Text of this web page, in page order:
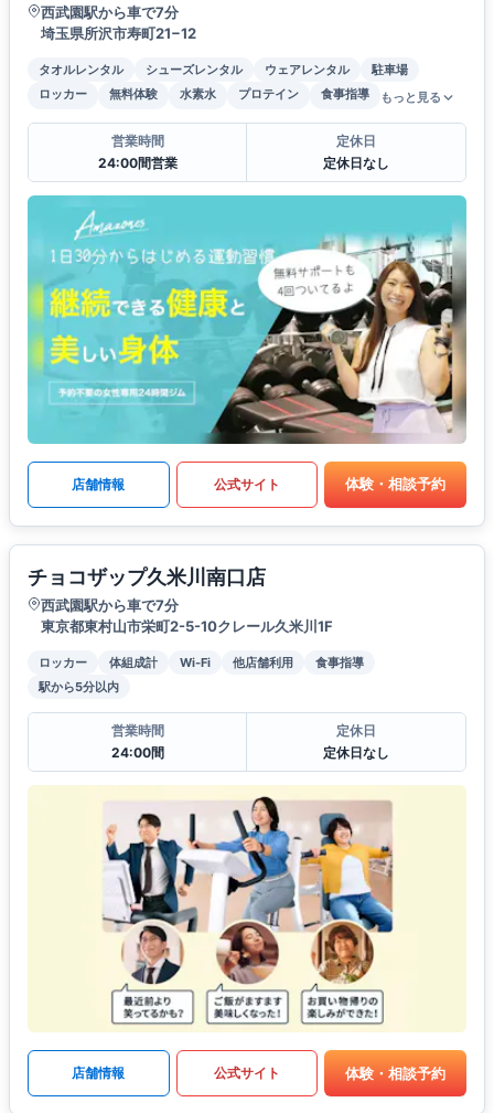
西武園駅から車で7分
埼玉県所沢市寿町21−12
タオルレンタル シューズレンタル ウェアレンタル
駐車場
ロッカー
無料体験 水素水 プロテイン 食事指導 もっと見る
営業時間
24:00間営業
定休日
定休日なし
店舗情報 公式サイト 体験・相談予約
チョコザップ久米川南口店
西武園駅から車で7分
東京都東村山市栄町2-5-10クレール久米川1F
ロッカー 体組成計 Wi-Fi 他店舗利用
食事指導
駅から5分以内
営業時間
24:00間
定休日
定休日なし
店舗情報 公式サイト 体験・相談予約